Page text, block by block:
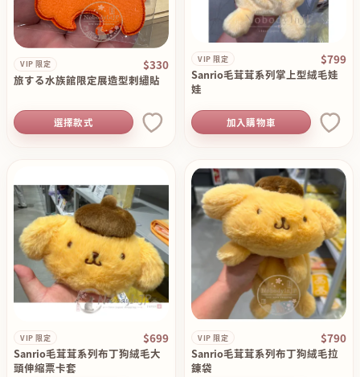
VIP 限定 $330
旅する水族館限定展造型刺繡貼
選擇款式
VIP 限定 $799
Sanrio毛茸茸系列掌上型絨毛娃
娃
加入購物車
VIP 限定 $699
Sanrio毛茸茸系列布丁狗絨毛大
頭伸縮票卡套
VIP 限定 $790
Sanrio毛茸茸系列布丁狗絨毛拉
錬袋